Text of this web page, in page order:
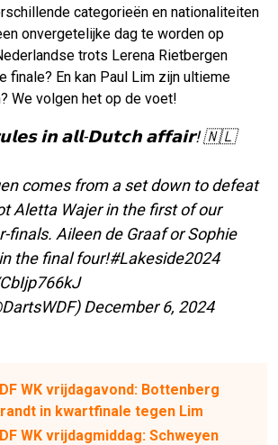
categorieën en nationaliteiten
onvergetelijke dag te worden op
trots Lerena Rietbergen
finale? En kan Paul Lim zijn ultieme
We volgen het op de voet!
𝗶𝗻 𝗮𝗹𝗹-𝗗𝘂𝘁𝗰𝗵 𝗮𝗳𝗳𝗮𝗶𝗿! 🇳🇱
comes from a set down to defeat
Aletta Wajer in the first of our
finals. Aileen de Graaf or Sophie
the final four!#Lakeside2024
December 6, 2024
WK vrijdagavond: Bottenberg
in kwartfinale tegen Lim
WK vrijdagmiddag: Schweyen